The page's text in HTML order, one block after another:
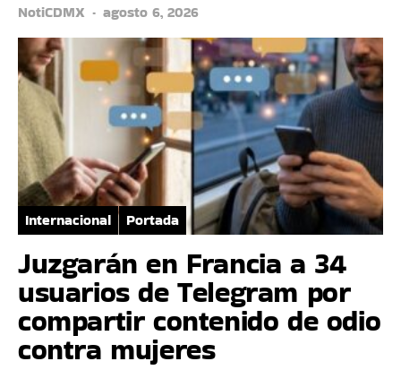
NotiCDMX
agosto 6, 2026
Internacional Portada
Juzgarán en Francia a 34
usuarios de Telegram por
compartir contenido de odio
contra mujeres